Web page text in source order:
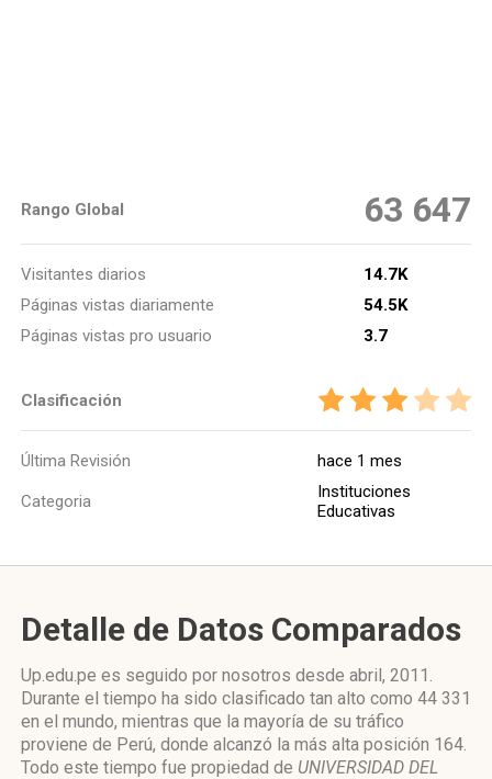
Rango Global 63 647
Visitantes diarios
14.7K
Páginas vistas diariamente
54.5K
Páginas vistas pro usuario
3.7
Clasificación
Última Revisión hace 1 mes
Categoria
Instituciones
Educativas
Detalle de Datos Comparados
Up.edu.pe es seguido por nosotros desde abril, 2011.
Durante el tiempo ha sido clasificado tan alto como 44 331
en el mundo, mientras que la mayoría de su tráfico
proviene de Perú, donde alcanzó la más alta posición 164.
Todo este tiempo fue propiedad de UNIVERSIDAD DEL